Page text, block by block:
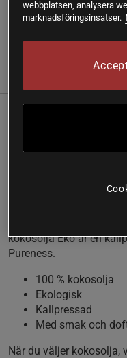
med många
Jungfru kokosolja Eko
ekologisk kokosolja
med många
till hur mycket som
kokosolja Eko är en
Pureness.
100 % kokosolja
Ekologisk
Kallpressad
Med smak och
När du väljer kokosolja,
webbplatsen, analysera
marknadsföringsinsatser.